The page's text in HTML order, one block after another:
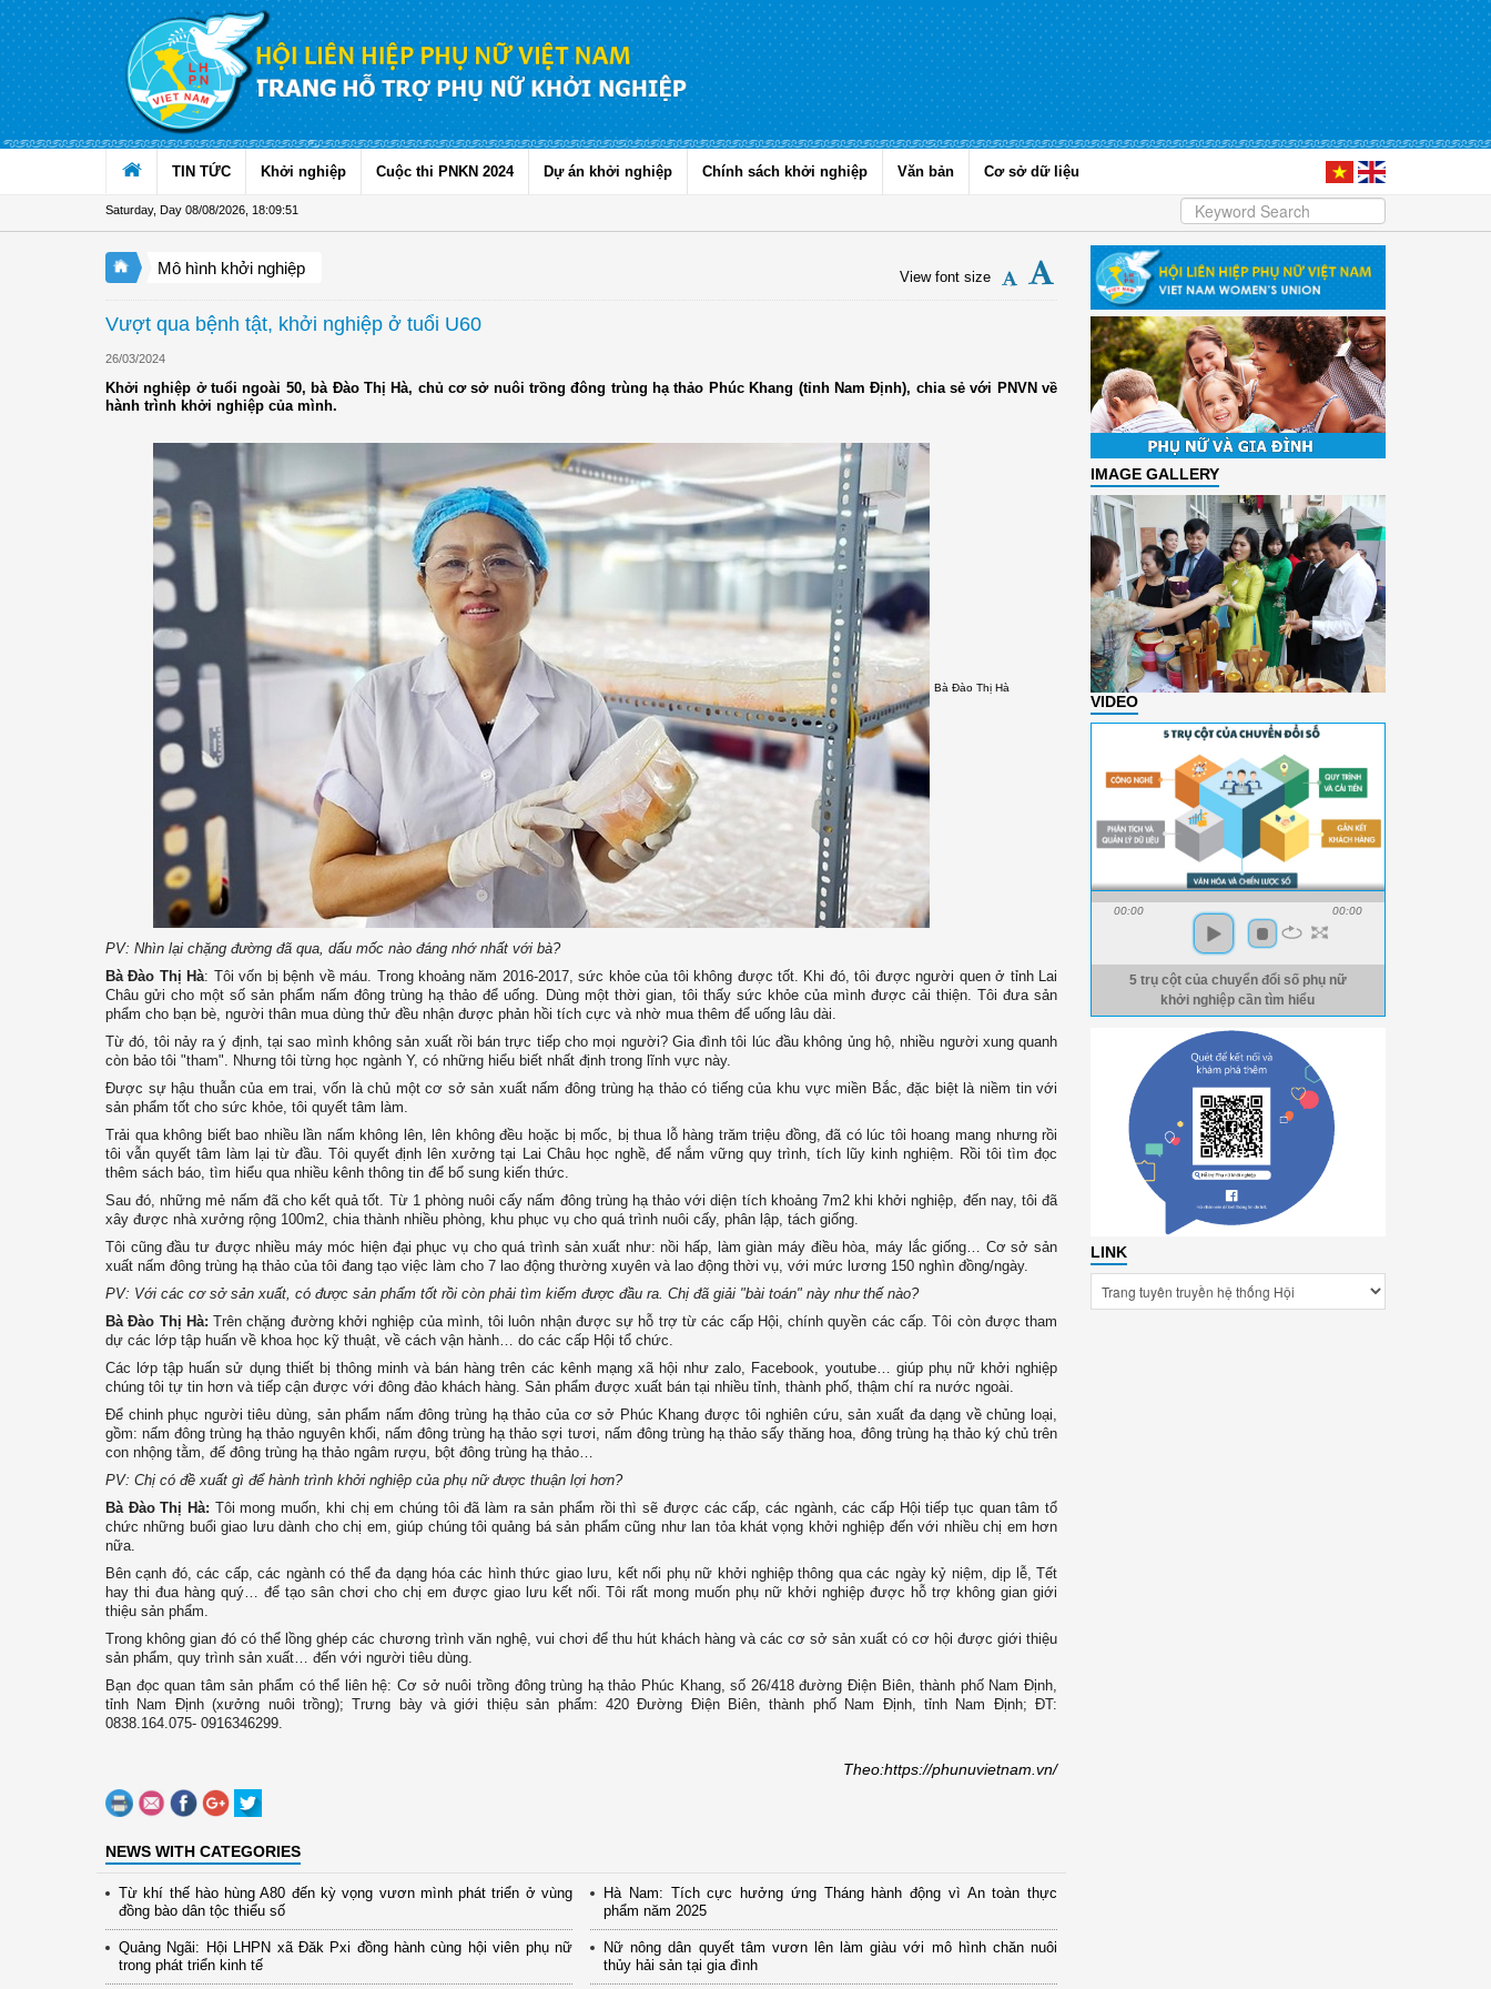
Skip to Content
TIN TỨC Khởi nghiệp Cuộc thi PNKN 2024 Dự án khởi nghiệp Chính sách khởi nghiệp Văn bản Cơ sở dữ liệu
Saturday, Day 08/08/2026 18:09:52
Mô hình khởi nghiệp View font size
Vượt qua bệnh tật, khởi nghiệp ở tuổi U60
26/03/2024
Khởi nghiệp ở tuổi ngoài 50, bà Đào Thị Hà, chủ cơ sở nuôi trồng đông trùng hạ thảo Phúc Khang (tỉnh Nam Định), chia sẻ với PNVN về
hành trình khởi nghiệp của mình.
Bà Đào Thị Hà
PV: Nhìn lại chặng đường đã qua, dấu mốc nào đáng nhớ nhất với bà?
Bà Đào Thị Hà: Tôi vốn bị bệnh về máu. Trong khoảng năm 2016-2017, sức khỏe của tôi không được tốt. Khi đó, tôi được người quen ở tỉnh Lai
Châu gửi cho một số sản phẩm nấm đông trùng hạ thảo để uống. Dùng một thời gian, tôi thấy sức khỏe của mình được cải thiện. Tôi đưa sản
phẩm cho bạn bè, người thân mua dùng thử đều nhận được phản hồi tích cực và nhờ mua thêm để uống lâu dài.
Từ đó, tôi nảy ra ý định, tại sao mình không sản xuất rồi bán trực tiếp cho mọi người? Gia đình tôi lúc đầu không ủng hộ, nhiều người xung quanh
còn bảo tôi "tham". Nhưng tôi từng học ngành Y, có những hiểu biết nhất định trong lĩnh vực này.
Được sự hậu thuẫn của em trai, vốn là chủ một cơ sở sản xuất nấm đông trùng hạ thảo có tiếng của khu vực miền Bắc, đặc biệt là niềm tin với
sản phẩm tốt cho sức khỏe, tôi quyết tâm làm.
Trải qua không biết bao nhiều lần nấm không lên, lên không đều hoặc bị mốc, bị thua lỗ hàng trăm triệu đồng, đã có lúc tôi hoang mang nhưng rồi
tôi vẫn quyết tâm làm lại từ đầu. Tôi quyết định lên xưởng tại Lai Châu học nghề, để nắm vững quy trình, tích lũy kinh nghiệm. Rồi tôi tìm đọc
thêm sách báo, tìm hiểu qua nhiều kênh thông tin để bổ sung kiến thức.
Sau đó, những mẻ nấm đã cho kết quả tốt. Từ 1 phòng nuôi cấy nấm đông trùng hạ thảo với diện tích khoảng 7m2 khi khởi nghiệp, đến nay, tôi đã
xây được nhà xưởng rộng 100m2, chia thành nhiều phòng, khu phục vụ cho quá trình nuôi cấy, phân lập, tách giống.
Tôi cũng đầu tư được nhiều máy móc hiện đại phục vụ cho quá trình sản xuất như: nồi hấp, làm giàn máy điều hòa, máy lắc giống… Cơ sở sản
xuất nấm đông trùng hạ thảo của tôi đang tạo việc làm cho 7 lao động thường xuyên và lao động thời vụ, với mức lương 150 nghìn đồng/ngày.
PV: Với các cơ sở sản xuất, có được sản phẩm tốt rồi còn phải tìm kiếm được đầu ra. Chị đã giải "bài toán" này như thế nào?
Bà Đào Thị Hà: Trên chặng đường khởi nghiệp của mình, tôi luôn nhận được sự hỗ trợ từ các cấp Hội, chính quyền các cấp. Tôi còn được tham
dự các lớp tập huấn về khoa học kỹ thuật, về cách vận hành… do các cấp Hội tổ chức.
Các lớp tập huấn sử dụng thiết bị thông minh và bán hàng trên các kênh mạng xã hội như zalo, Facebook, youtube… giúp phụ nữ khởi nghiệp
chúng tôi tự tin hơn và tiếp cận được với đông đảo khách hàng. Sản phẩm được xuất bán tại nhiều tỉnh, thành phố, thậm chí ra nước ngoài.
Để chinh phục người tiêu dùng, sản phẩm nấm đông trùng hạ thảo của cơ sở Phúc Khang được tôi nghiên cứu, sản xuất đa dạng về chủng loại,
gồm: nấm đông trùng hạ thảo nguyên khối, nấm đông trùng hạ thảo sợi tươi, nấm đông trùng hạ thảo sấy thăng hoa, đông trùng hạ thảo ký chủ trên
con nhộng tằm, đế đông trùng hạ thảo ngâm rượu, bột đông trùng hạ thảo…
PV: Chị có đề xuất gì để hành trình khởi nghiệp của phụ nữ được thuận lợi hơn?
Bà Đào Thị Hà: Tôi mong muốn, khi chị em chúng tôi đã làm ra sản phẩm rồi thì sẽ được các cấp, các ngành, các cấp Hội tiếp tục quan tâm tổ
chức những buổi giao lưu dành cho chị em, giúp chúng tôi quảng bá sản phẩm cũng như lan tỏa khát vọng khởi nghiệp đến với nhiều chị em hơn
nữa.
Bên cạnh đó, các cấp, các ngành có thể đa dạng hóa các hình thức giao lưu, kết nối phụ nữ khởi nghiệp thông qua các ngày kỷ niệm, dịp lễ, Tết
hay thi đua hàng quý… để tạo sân chơi cho chị em được giao lưu kết nối. Tôi rất mong muốn phụ nữ khởi nghiệp được hỗ trợ không gian giới
thiệu sản phẩm.
Trong không gian đó có thể lồng ghép các chương trình văn nghệ, vui chơi để thu hút khách hàng và các cơ sở sản xuất có cơ hội được giới thiệu
sản phẩm, quy trình sản xuất… đến với người tiêu dùng.
Bạn đọc quan tâm sản phẩm có thể liên hệ: Cơ sở nuôi trồng đông trùng hạ thảo Phúc Khang, số 26/418 đường Điện Biên, thành phố Nam Định,
tỉnh Nam Định (xưởng nuôi trồng); Trưng bày và giới thiệu sản phẩm: 420 Đường Điện Biên, thành phố Nam Định, tỉnh Nam Định; ĐT:
0838.164.075- 0916346299.
Theo:https://phunuvietnam.vn/
NEWS WITH CATEGORIES
Từ khí thế hào hùng A80 đến kỳ vọng vươn mình phát triển ở vùng
đồng bào dân tộc thiểu số
Quảng Ngãi: Hội LHPN xã Đăk Pxi đồng hành cùng hội viên phụ nữ
trong phát triển kinh tế
Hà Nam: Tích cực hưởng ứng Tháng hành động vì An toàn thực
phẩm năm 2025
Nữ nông dân quyết tâm vươn lên làm giàu với mô hình chăn nuôi
thủy hải sản tại gia đình
IMAGE GALLERY
VIDEO
00:00 00:00
5 trụ cột của chuyển đổi số phụ nữ
khởi nghiệp cần tìm hiểu
LINK